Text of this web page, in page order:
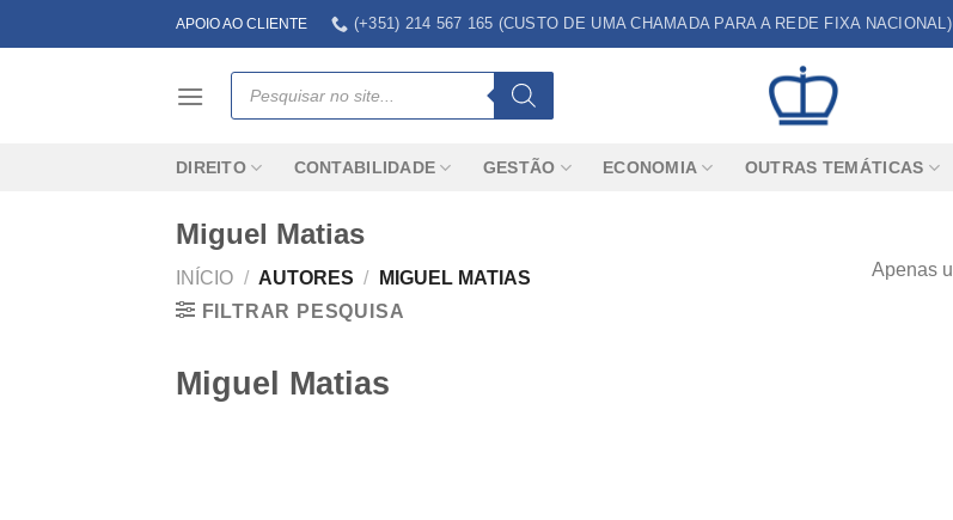
to
APOIO AO CLIENTE (+351) 214 567 165 (CUSTO DE UMA CHAMADA PARA A REDE FIXA NACIONAL)
Products
search
DIREITO CONTABILIDADE GESTÃO ECONOMIA OUTRAS TEMÁTICAS
Miguel Matias
INÍCIO / AUTORES /
MIGUEL MATIAS
FILTRAR PESQUISA
Apenas
Miguel Matias